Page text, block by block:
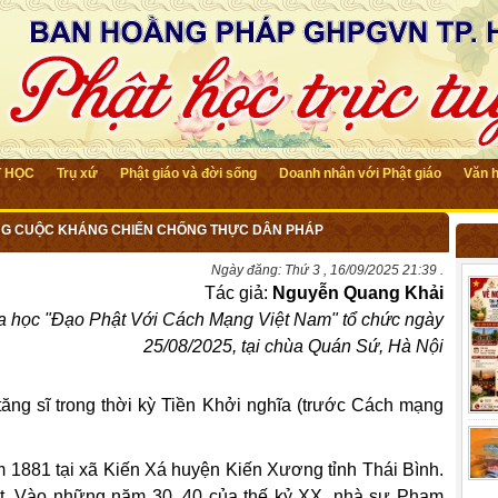
HỌC Trụ xứ Phật giáo và đời sống Doanh nhân với Phật giáo Văn
CUỘC KHÁNG CHIẾN CHỐNG THỰC DÂN PHÁP
Ngày đăng: Thứ 3 , 16/09/2025 21:39 .
Tác giả: Nguyễn Quang Khải
học "Đạo Phật Với Cách Mạng Việt Nam" tổ chức ngày
25/08/2025, tại chùa Quán Sứ, Hà Nội
sĩ trong thời kỳ Tiền Khởi nghĩa (trước Cách mạng
1881 tại xã Kiến Xá huyện Kiến Xương tỉnh Thái Bình.